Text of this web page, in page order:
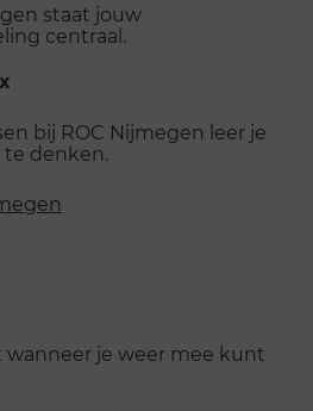
staat jouw
centraal.
bij ROC Nijmegen leer je
denken.
je weer mee kunt